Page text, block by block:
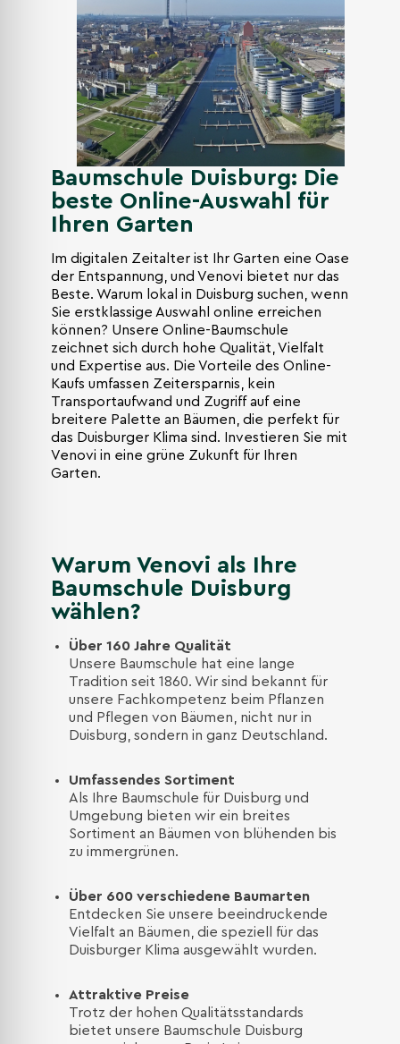
Baumschule Duisburg: Die
beste Online-Auswahl für
Ihren Garten
Im digitalen Zeitalter ist Ihr Garten eine Oase
der Entspannung, und Venovi bietet nur das
Beste. Warum lokal in Duisburg suchen, wenn
Sie erstklassige Auswahl online erreichen
können? Unsere Online-Baumschule
zeichnet sich durch hohe Qualität, Vielfalt
und Expertise aus. Die Vorteile des Online-
Kaufs umfassen Zeitersparnis, kein
Transportaufwand und Zugriff auf eine
breitere Palette an Bäumen, die perfekt für
das Duisburger Klima sind. Investieren Sie mit
Venovi in eine grüne Zukunft für Ihren
Garten.
Warum Venovi als Ihre
Baumschule Duisburg
wählen?
Über 160 Jahre Qualität
Unsere Baumschule hat eine lange
Tradition seit 1860. Wir sind bekannt für
unsere Fachkompetenz beim Pflanzen
und Pflegen von Bäumen, nicht nur in
Duisburg, sondern in ganz Deutschland.
Umfassendes Sortiment
Als Ihre Baumschule für Duisburg und
Umgebung bieten wir ein breites
Sortiment an Bäumen von blühenden bis
zu immergrünen.
Über 600 verschiedene Baumarten
Entdecken Sie unsere beeindruckende
Vielfalt an Bäumen, die speziell für das
Duisburger Klima ausgewählt wurden.
Attraktive Preise
Trotz der hohen Qualitätsstandards
bietet unsere Baumschule Duisburg